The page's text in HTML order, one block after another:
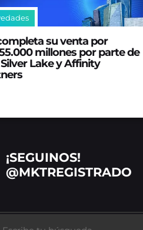
su venta por
millones por parte de
Silver Lake y Affinity
¡SEGUINOS!
@MKTREGISTRADO